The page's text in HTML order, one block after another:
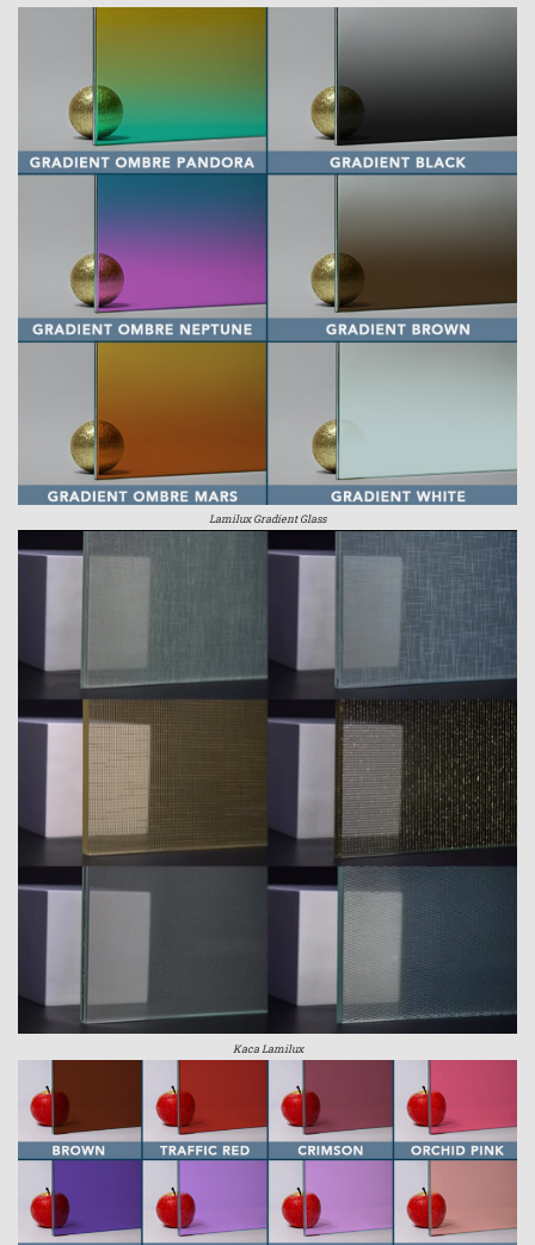
Lamilux Gradient Glass
Kaca Lamilux